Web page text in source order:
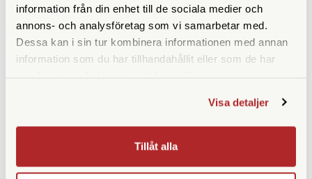
information från din enhet till de sociala medier och
annons- och analysföretag som vi samarbetar med.
Dessa kan i sin tur kombinera informationen med annan
information som du har tillhandahållit eller som de har
Visa detaljer
Tillåt alla
1.390 SEK
LÄS MER
KÖP
1.490 SEK
LÄS MER
KÖP
ANDRA KÖPTE ÄVEN